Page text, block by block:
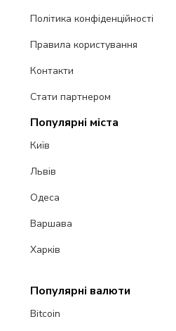
Політика конфіденційності
Правила користування
Контакти
Стати партнером
Популярні міста
Київ
Львів
Одеса
Варшава
Харків
Популярні валюти
Bitcoin